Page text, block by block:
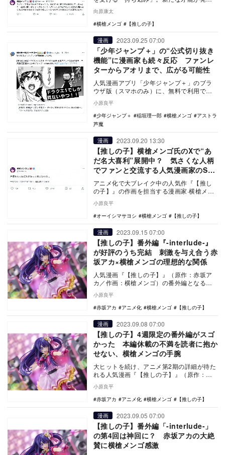
イスを受けて後…
向原康太
横槍メンゴ
【推しの子】
漫画 2023.09.25 07:00
「少年ジャンプ＋」の“公式切り抜き
機能”に漫画家も続々反応 ファンレ
ターからアオリまで、広がる可能性
人気漫画アプリ「少年ジャンプ＋」のブラ
ウザ版（スマホのみ）に、無料で利用でき
が追加された。…
小原良平
少年ジャンプ＋
稲垣理一郎 横槍メンゴ
アストラ
芦魔
漫画 2023.09.20 13:30
【推しの子】横槍メンゴ氏のXで“あ
だ名大喜利”展開中？ 気さくな人柄
でファンと交流する人気漫画家のSNS
に注目
アニメ化で大ブレイク中の人気作『【推し
の子】』の作画を担当する漫画家·横槍メン
喜…
小原良平
オーイシマサヨシ
横槍メンゴ 【推しの子】
漫画 2023.09.15 07:00
【推しの子】番外編『-interlude-』
が好評のうち完結 刺激を与え合う赤
坂アカ×横槍メンゴの理想的な関係
人気漫画『【推しの子】』（原作：赤坂ア
カ／作画：横槍メンゴ）の番外編となる短
（第…
小原良平
赤坂アカ
アニメ化 横槍メンゴ 【推しの子】
漫画 2023.09.08 07:00
【推しの子】4週限定の番外編がスゴ
かった 本編休載の不満を読者に抱か
せない、横槍メンゴの手腕
大ヒットを続け、アニメ第2期の詳細が待た
れる人気漫画『【推しの子】』（原作：赤
る短編『【推…
小原良平
赤坂アカ
アニメ化 横槍メンゴ 【推しの子】
漫画 2023.09.05 07:00
【推しの子】番外編「-interlude-」
の第4回は神回に？ 赤坂アカの大絶
賛に横槍メンゴ感激